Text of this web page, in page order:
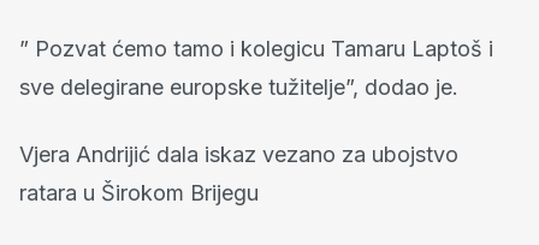
” Pozvat ćemo tamo i kolegicu Tamaru Laptoš i
sve delegirane europske tužitelje”, dodao je.
Vjera Andrijić dala iskaz vezano za ubojstvo
ratara u Širokom Brijegu